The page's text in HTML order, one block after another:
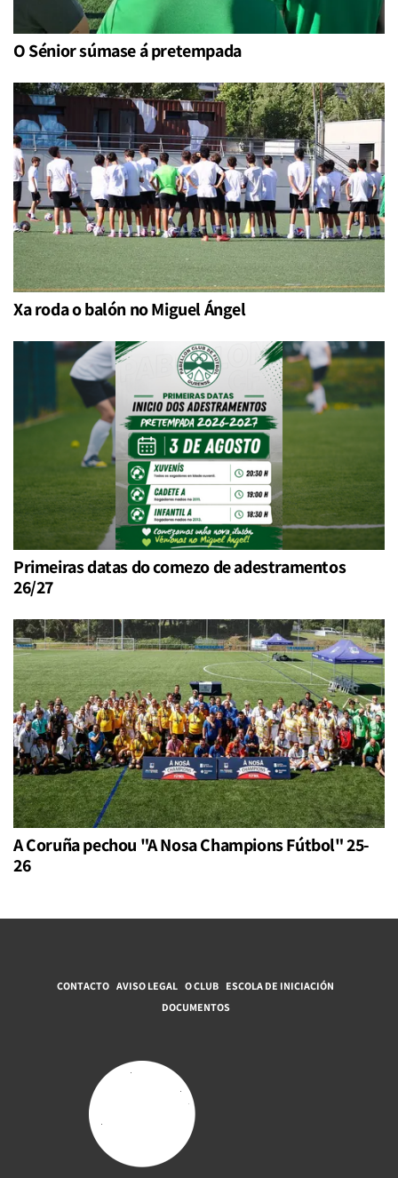
O Sénior súmase á pretempada
Xa roda o balón no Miguel Ángel
Primeiras datas do comezo de adestramentos
26/27
A Coruña pechou "A Nosa Champions Fútbol" 25-
26
CONTACTO AVISO LEGAL O CLUB ESCOLA DE INICIACIÓN
DOCUMENTOS